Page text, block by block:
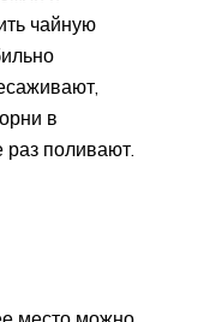
чайную
в
поливают.